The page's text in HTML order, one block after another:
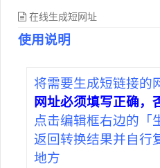
在线生成短网址
使用说明
将需要生成短链接的
网址必须填写正确，
点击编辑框右边的「
返回转换结果并自行
地方